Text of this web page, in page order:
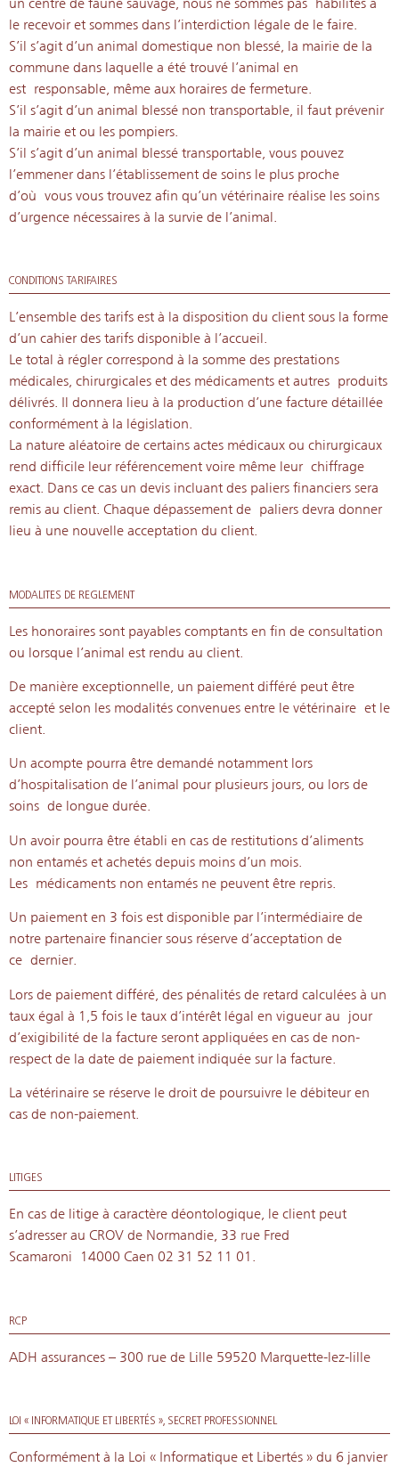
le recevoir et sommes dans l’interdiction légale de le faire.
S’il s’agit d’un animal domestique non blessé, la mairie de la
commune dans laquelle a été trouvé l’animal en
est responsable, même aux horaires de fermeture.
S’il s’agit d’un animal blessé non transportable, il faut prévenir
la mairie et ou les pompiers.
S’il s’agit d’un animal blessé transportable, vous pouvez
l’emmener dans l’établissement de soins le plus proche
d’où vous vous trouvez afin qu’un vétérinaire réalise les soins
d’urgence nécessaires à la survie de l’animal.
CONDITIONS TARIFAIRES
L’ensemble des tarifs est à la disposition du client sous la forme
d’un cahier des tarifs disponible à l’accueil.
Le total à régler correspond à la somme des prestations
médicales, chirurgicales et des médicaments et autres produits
délivrés. Il donnera lieu à la production d’une facture détaillée
conformément à la législation.
La nature aléatoire de certains actes médicaux ou chirurgicaux
rend difficile leur référencement voire même leur chiffrage
exact. Dans ce cas un devis incluant des paliers financiers sera
remis au client. Chaque dépassement de paliers devra donner
lieu à une nouvelle acceptation du client.
MODALITES DE REGLEMENT
Les honoraires sont payables comptants en fin de consultation
ou lorsque l’animal est rendu au client.
De manière exceptionnelle, un paiement différé peut être
accepté selon les modalités convenues entre le vétérinaire et le
client.
Un acompte pourra être demandé notamment lors
d’hospitalisation de l’animal pour plusieurs jours, ou lors de
soins de longue durée.
Un avoir pourra être établi en cas de restitutions d’aliments
non entamés et achetés depuis moins d’un mois.
Les médicaments non entamés ne peuvent être repris.
Un paiement en 3 fois est disponible par l’intermédiaire de
notre partenaire financier sous réserve d’acceptation de
ce dernier.
Lors de paiement différé, des pénalités de retard calculées à un
taux égal à 1,5 fois le taux d’intérêt légal en vigueur au jour
d’exigibilité de la facture seront appliquées en cas de non-
respect de la date de paiement indiquée sur la facture.
La vétérinaire se réserve le droit de poursuivre le débiteur en
cas de non-paiement.
LITIGES
En cas de litige à caractère déontologique, le client peut
s’adresser au CROV de Normandie, 33 rue Fred
Scamaroni
14000 Caen 02 31 52 11 01.
RCP
ADH assurances – 300 rue de Lille 59520 Marquette-lez-lille
LOI « INFORMATIQUE ET LIBERTÉS », SECRET PROFESSIONNEL
Conformément à la Loi « Informatique et Libertés » du 6 janvier